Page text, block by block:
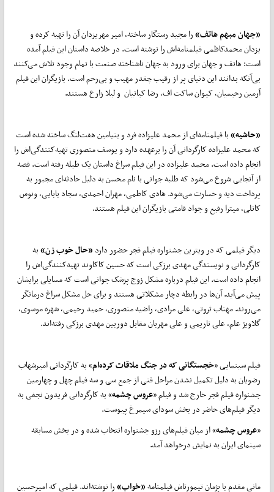
«جهان مبهم هاتف»را مجید رستگار ساخته، امیر مهریزدان آن را تهیه کرده و
یزدان محمدکاظمی فیلمنامه‌اش را نوشته است. در خلاصه داستان این فیلم آمده
است: هاتف و جهان برای ورود به جهان ناشناخته صنعت با تمام وجود تلاش می‌کنند
بی‌آنکه بدانند این دنیای پر از رقیب چقدر مهیب و بی‌رحم است. بازیگران این فیلم
آرمین رحیمیان، کیوان ساکت اف، رضا کیانیان و لیلا زارع هستند.
«حاشیه»با فیلمنامه‌ای از محمد علیزاده فرد و بنیامین هفت‌لنگ ساخته شده است
که محمد علیزاده کارگردانی آن را برعهده دارد و یوسف منصوری تهیه‌کنندگی‌اش را
انجام داده است. محمد علیزاده در این فیلم سراغ داستان یک طبله رفته است. قصه
از آنجایی شروع می‌شود که طلبه جوانی با نام محسن به دلیل حادثه‌ای مجبور به
پرداخت دیه و خسارت می‌شود. هادی کاظمی، مهران احمدی، سجاد بابایی، ونوس
کانلی، میترا رفیع و جواد قامتی بازیگران این فیلم هستند.
دیگر فیلمی که در ویترین جشنواره فیلم فجر حضور دارد«حال خوب زن»به
کارگردانی و نویسندگی مهدی برزکی است که حسین کاکاوند تهیه‌کنندگی‌اش را
انجام داده است. این فیلم درباره مشکل زوج پزشک جوانی است که مسایلی برایشان
پیش می‌آید. آن‌ها در رابطه دچار مشکلاتی هستند و برای حل مشکل سراغ درمانگر
می‌روند. مهتاب ثروتی، علی مرادی، راضیه منصوری، حمید رحیمی، شهره موسوی،
گلاویژ علم، علی تاریمی و علی مهربان مقابل دوربین مهدی برزکی رفته‌اند.
فیلم سینمایی «خجستگانی که در جنگ ملاقات کرده‌ام» به کارگردانی امیرشهاب
رضویان به دلیل تکمیل نشدن مراحل فنی از جمع سی و سه فیلم چهل و چهارمین
جشنواره فیلم فجر خارج شد و فیلم «عروس چشمه» به کارگردانی فریدون نجفی به
دیگر فیلم‌های حاضر در بخش سودای سیمرغ پیوست.
«عروس چشمه» از میان فیلم‌های رزو جشنواره انتخاب شده و در بخش مسابقه
سینمای ایران به نمایش درخواهد آمد.
مانی مقدم با پژمان تیمورتاش فیلمنامه«خواب»را نوشته‌اند. فیلمی که امیرحسین